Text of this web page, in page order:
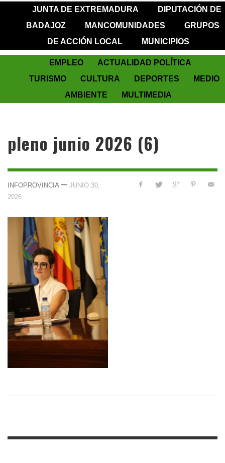
JUNTA DE EXTREMADURA
DIPUTACIÓN DE
BADAJOZ
MANCOMUNIDADES
GRUPOS
DE ACCIÓN LOCAL
MUNICIPIOS
EMPLEO
ACTUALIDAD POLÍTICA
TURISMO
CULTURA DEPORTES
MEDIO
AMBIENTE
MULTIMEDIA
pleno junio 2026 (6)
INFOPROVINCIA — JUNIO 30,
2026